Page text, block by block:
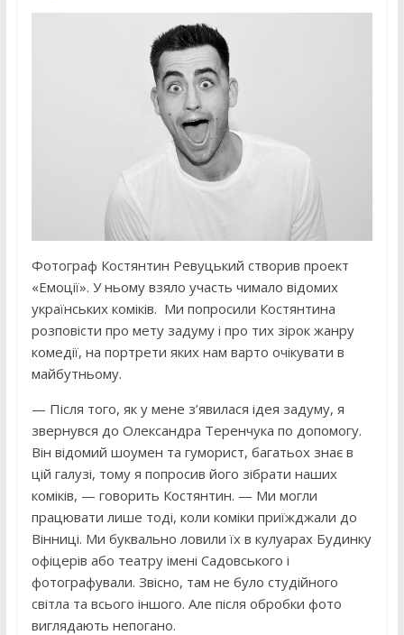
Фотограф Костянтин Ревуцький створив проект
«Емоції». У ньому взяло участь чимало відомих
українських коміків. Ми попросили Костянтина
розповісти про мету задуму і про тих зірок жанру
комедії, на портрети яких нам варто очікувати в
майбутньому.
— Після того, як у мене з’явилася ідея задуму, я
звернувся до Олександра Теренчука по допомогу.
Він відомий шоумен та гуморист, багатьох знає в
цій галузі, тому я попросив його зібрати наших
коміків, — говорить Костянтин. — Ми могли
працювати лише тоді, коли коміки приїжджали до
Вінниці. Ми буквально ловили їх в кулуарах Будинку
офіцерів або театру імені Садовського і
фотографували. Звісно, там не було студійного
світла та всього іншого. Але після обробки фото
виглядають непогано.